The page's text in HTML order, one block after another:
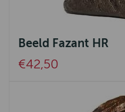
Beeld Fazant HR
€42,50